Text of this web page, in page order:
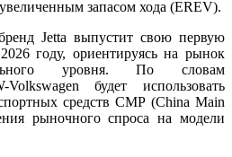
запасом хода (EREV).
Jetta выпустит свою первую
году, ориентируясь на рынок
уровня. По словам
Volkswagen будет использовать
средств CMP (China Main
рыночного спроса на модели